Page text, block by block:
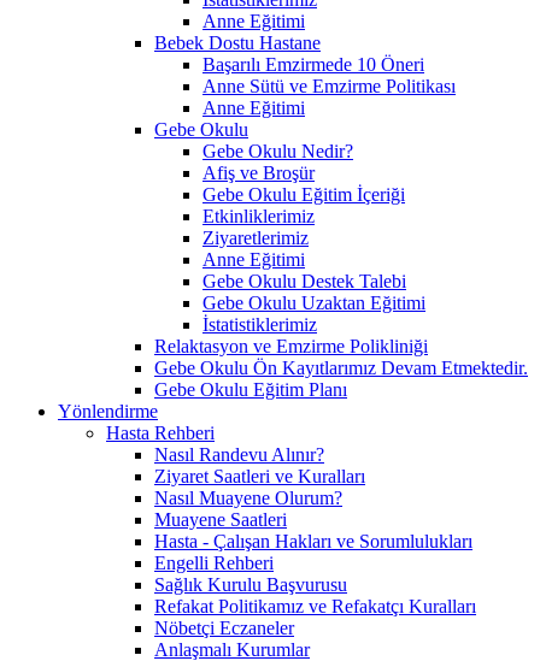
Anne Eğitimi
Bebek Dostu Hastane
Başarılı Emzirmede 10 Öneri
Anne Sütü ve Emzirme Politikası
Anne Eğitimi
Gebe Okulu
Gebe Okulu Nedir?
Afiş ve Broşür
Gebe Okulu Eğitim İçeriği
Etkinliklerimiz
Ziyaretlerimiz
Anne Eğitimi
Gebe Okulu Destek Talebi
Gebe Okulu Uzaktan Eğitimi
İstatistiklerimiz
Relaktasyon ve Emzirme Polikliniği
Gebe Okulu Ön Kayıtlarımız Devam Etmektedir.
Gebe Okulu Eğitim Planı
Yönlendirme
Hasta Rehberi
Nasıl Randevu Alınır?
Ziyaret Saatleri ve Kuralları
Nasıl Muayene Olurum?
Muayene Saatleri
Hasta - Çalışan Hakları ve Sorumlulukları
Engelli Rehberi
Sağlık Kurulu Başvurusu
Refakat Politikamız ve Refakatçı Kuralları
Nöbetçi Eczaneler
Anlaşmalı Kurumlar